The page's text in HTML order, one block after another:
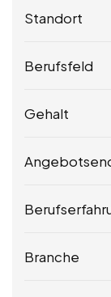
Standort
Berufsfeld
Gehalt
Branche